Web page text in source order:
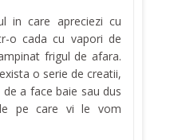
care apreciezi cu
o cada cu vapori de
frigul de afara.
o serie de creatii,
a face baie sau dus
pe care vi le vom